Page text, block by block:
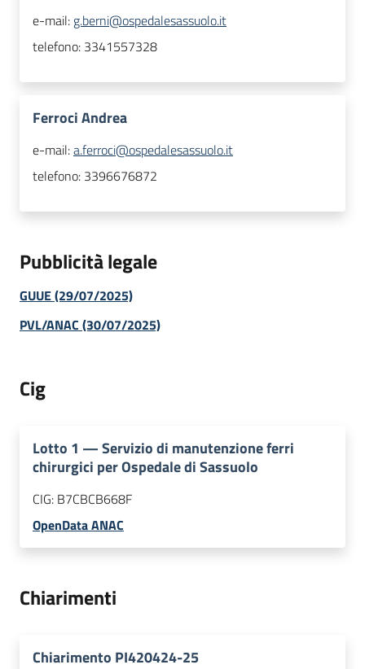
e-mail: g.berni@ospedalesassuolo.it
telefono: 3341557328
Ferroci Andrea
e-mail:a.ferroci@ospedalesassuolo.it
telefono: 3396676872
Pubblicità legale
GUUE (29/07/2025)
PVL/ANAC (30/07/2025)
Cig
Lotto 1 —Servizio di manutenzione ferri
chirurgici per Ospedale di Sassuolo
CIG: B7CBCB668F
OpenData ANAC
Chiarimenti
Chiarimento PI420424-25